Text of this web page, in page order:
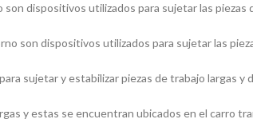
dispositivos utilizados para sujetar las
son dispositivos utilizados para sujetar las
sujetar y estabilizar piezas de trabajo largas y
y estas se encuentran ubicados en el carro